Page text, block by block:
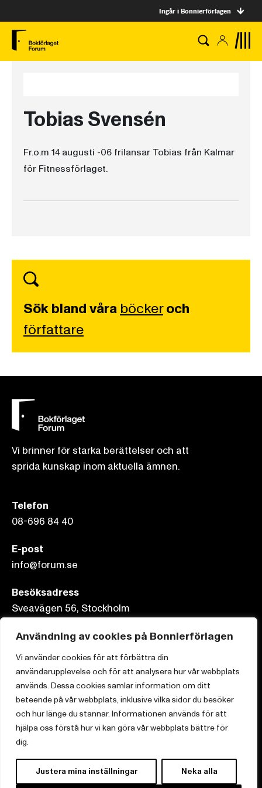
Användning av cookies på Bonnierförlagen
Vi använder cookies för att förbättra din
användarupplevelse och för att analysera hur vår webbplats
används. Dessa cookies samlar information om ditt
beteende på vår webbplats, inklusive vilka sidor du besöker
och hur länge du stannar. Informationen används för att
hjälpa oss förstå hur vi kan göra vår webbplats bättre för
dig.
Justera mina inställningar Neka alla
Ingår i Bonnierförlagen
Tobias Svensén
Fr.o.m 14 augusti -06 frilansar Tobias från Kalmar
för Fitnessförlaget.
Sök bland våra böckeroch
författare
Vi brinner för starka berättelser och att
sprida kunskap inom aktuella ämnen.
Telefon
08-696 84 40
E-post
info@forum.se
Besöksadress
Sveavägen 56, Stockholm
Postadress
Box 3159, 103 63 Stockholm
Om Bonnierförlagen
Cookies
Integritetspolicy